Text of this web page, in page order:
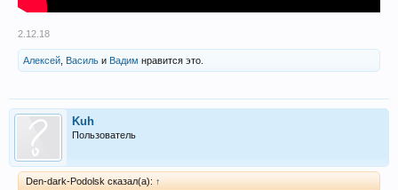
2.12.18
Алексей Василь и Вадим нравится это.
Kuh
Пользователь
Den-dark-Podolsk сказал(а): ↑